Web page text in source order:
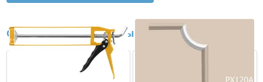
Сопутствующие товары